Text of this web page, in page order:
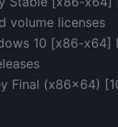
volume licenses
10 [x86-x64]
Final (x86x64)